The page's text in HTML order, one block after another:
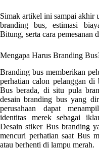
Simak artikel ini sampai akhir
branding bus, estimasi
Bitung, serta cara pemesanan
Mengapa Harus Branding
Branding bus memberikan
perhatian calon pelanggan
Bus berada, di situ pula
desain branding bus yang
perusahaan dapat
identitas merek sebagai
Desain stiker Bus branding
mencuri perhatian saat Bus
atau berhenti di lampu merah.